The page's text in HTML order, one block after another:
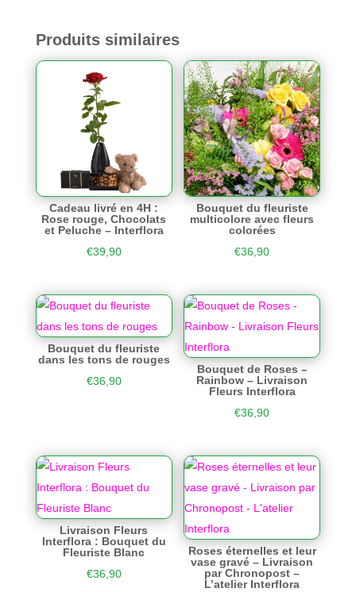
Produits similaires
Cadeau livré en 4H :
Rose rouge, Chocolats
et Peluche – Interflora
€39,90
Bouquet du fleuriste
multicolore avec fleurs
colorées
€36,90
Bouquet du fleuriste
dans les tons de rouges
€36,90
Bouquet de Roses –
Rainbow – Livraison
Fleurs Interflora
€36,90
Livraison Fleurs
Interflora : Bouquet du
Fleuriste Blanc
€36,90
Roses éternelles et leur
vase gravé – Livraison
par Chronopost –
L’atelier Interflora